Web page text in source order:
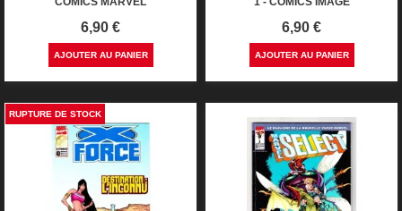
Prix
6,90 €
AJOUTER AU PANIER
Prix
6,90 €
AJOUTER AU PANIER
RUPTURE DE STOCK